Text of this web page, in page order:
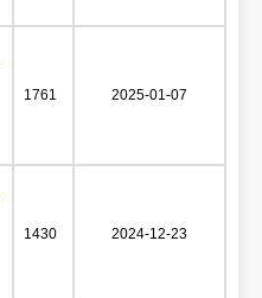
1761 2025-01-07
1430 2024-12-23